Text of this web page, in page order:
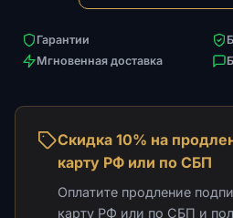
Гарантии
Мгновенная доставка
Скидка 10% на
карту РФ или по СБП
Оплатите продление
карту РФ или по СБП и